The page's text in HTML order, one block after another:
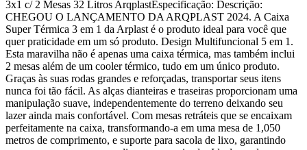
3x1 c/ 2 Mesas 32 Litros ArqplastEspecificação: Descrição:
CHEGOU O LANÇAMENTO DA ARQPLAST 2024. A Caixa
Super Térmica 3 em 1 da Arplast é o produto ideal para você que
quer praticidade em um só produto. Design Multifuncional 5 em 1.
Esta maravilha não é apenas uma caixa térmica, mas também inclui
2 mesas além de um cooler térmico, tudo em um único produto.
Graças às suas rodas grandes e reforçadas, transportar seus itens
nunca foi tão fácil. As alças dianteiras e traseiras proporcionam uma
manipulação suave, independentemente do terreno deixando seu
lazer ainda mais confortável. Com mesas retráteis que se encaixam
perfeitamente na caixa, transformando-a em uma mesa de 1,050
metros de comprimento, e suporte para sacola de lixo, garantindo